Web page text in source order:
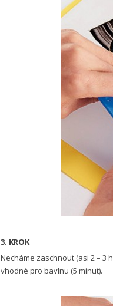
3. KROK
Necháme zaschnout (asi 2 – 3
vhodné pro bavlnu (5 minut).